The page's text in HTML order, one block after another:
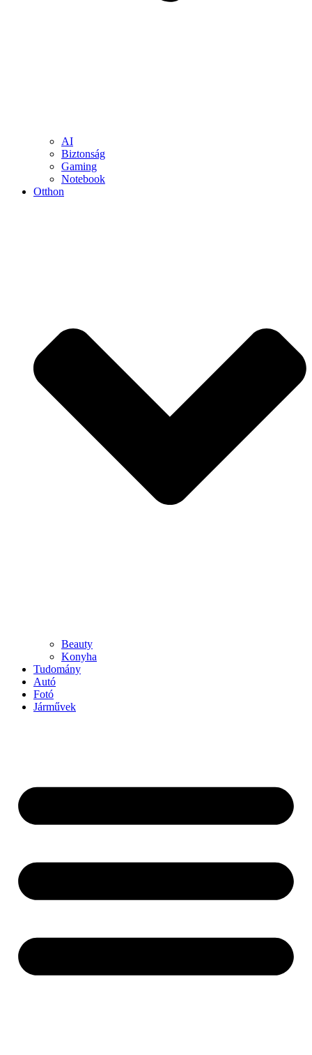
AI
Biztonság
Gaming
Notebook
Otthon
Beauty
Konyha
Tudomány
Autó
Fotó
Járművek